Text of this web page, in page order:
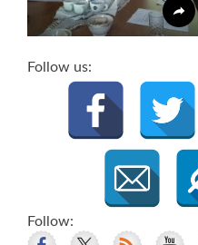
Follow us:
Follow: